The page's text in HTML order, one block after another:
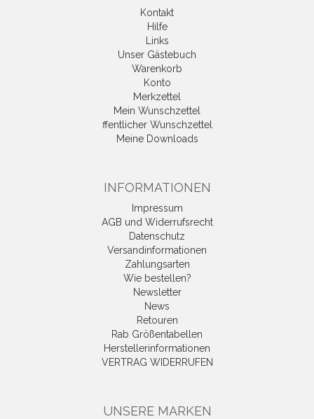
Kontakt
Hilfe
Links
Unser Gästebuch
Warenkorb
Konto
Merkzettel
Mein Wunschzettel
ffentlicher Wunschzettel
Meine Downloads
INFORMATIONEN
Impressum
AGB und Widerrufsrecht
Datenschutz
Versandinformationen
Zahlungsarten
Wie bestellen?
Newsletter
News
Retouren
Rab Größentabellen
Herstellerinformationen
VERTRAG WIDERRUFEN
UNSERE MARKEN